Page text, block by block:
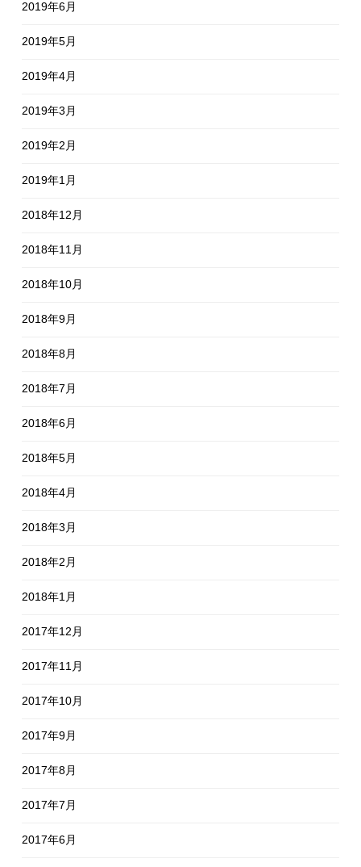
2019年6月
2019年5月
2019年4月
2019年3月
2019年2月
2019年1月
2018年12月
2018年11月
2018年10月
2018年9月
2018年8月
2018年7月
2018年6月
2018年5月
2018年4月
2018年3月
2018年2月
2018年1月
2017年12月
2017年11月
2017年10月
2017年9月
2017年8月
2017年7月
2017年6月